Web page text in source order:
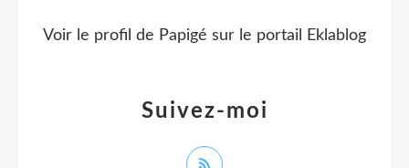
Suivez-moi
Voir le profil de Papigé sur le portail Eklablog